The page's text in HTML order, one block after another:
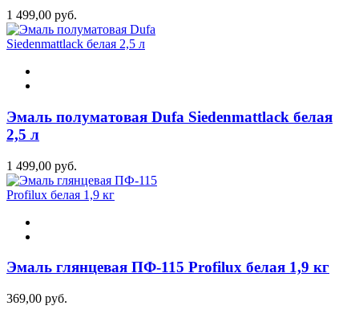
1 499,00 руб.
Эмаль полуматовая Dufa Siedenmattlack белая
2,5 л
1 499,00 руб.
Эмаль глянцевая ПФ-115 Profilux белая 1,9 кг
369,00 руб.